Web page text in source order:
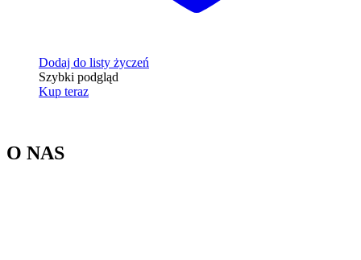
Dodaj do listy życzeń
Szybki podgląd
Kup teraz
O NAS